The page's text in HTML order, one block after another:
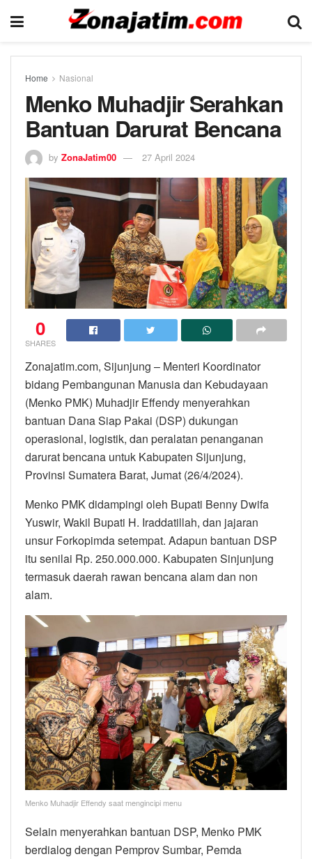
Home Nasional
Menko Muhadjir Serahkan
Bantuan Darurat Bencana
by ZonaJatim00 27 April 2024
0
SHARES
Zonajatim.com, Sijunjung – Menteri Koordinator
bidang Pembangunan Manusia dan Kebudayaan
(Menko PMK) Muhadjir Effendy menyerahkan
bantuan Dana Siap Pakai (DSP) dukungan
operasional, logistik, dan peralatan penanganan
darurat bencana untuk Kabupaten Sijunjung,
Provinsi Sumatera Barat, Jumat (26/4/2024).
Menko PMK didampingi oleh Bupati Benny Dwifa
Yuswir, Wakil Bupati H. Iraddatillah, dan jajaran
unsur Forkopimda setempat. Adapun bantuan DSP
itu senilai Rp. 250.000.000. Kabupaten Sinjunjung
termasuk daerah rawan bencana alam dan non
alam.
Menko Muhadjir Effendy saat mengincipi menu
Selain menyerahkan bantuan DSP, Menko PMK
berdialog dengan Pemprov Sumbar, Pemda